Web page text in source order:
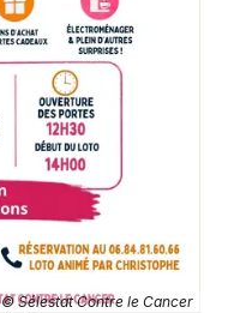
© Sélestat Contre le Cancer